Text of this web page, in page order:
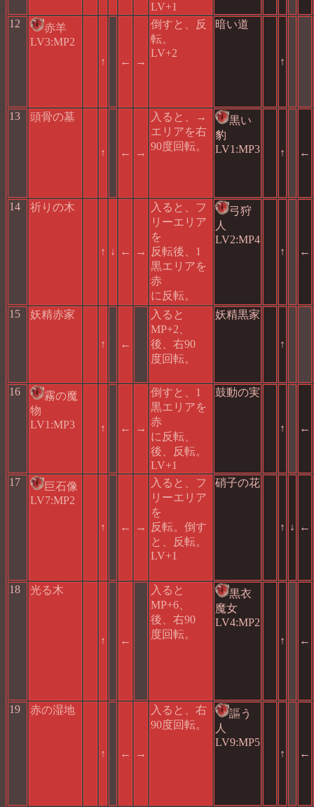
LV+1
12
赤羊
LV3:MP2
↑
← →
倒すと、反
転。
LV+2
暗い道
↑
13 頭骨の墓
↑ ← →
入ると、→
エリアを右
90度回転。
黒い
豹
LV1:MP3
↑ ←
14 祈りの木
↑ ↓ ← →
入ると、フ
リーエリア
を
反転後、1
黒エリアを
赤
に反転。
弓狩
人
LV2:MP4
↑
←
15 妖精赤家
↑ ←
入ると
MP+2、
後、右90
度回転。
妖精黒家
↑
16
霧の魔
物
LV1:MP3
↑ ← →
倒すと、1
黒エリアを
赤
に反転、
後、反転。
LV+1
鼓動の実
↑ ←
17
巨石像
LV7:MP2
↑ ← →
入ると、フ
リーエリア
を
反転。倒す
と、反転。
LV+1
硝子の花
↑ ↓ ←
18 光る木
↑ ←
入ると
MP+6、
後、右90
度回転。
黒衣
魔女
LV4:MP2
↑
←
19 赤の湿地
↑ ← →
入ると、右
90度回転。
謳う
人
LV9:MP5
↑
←